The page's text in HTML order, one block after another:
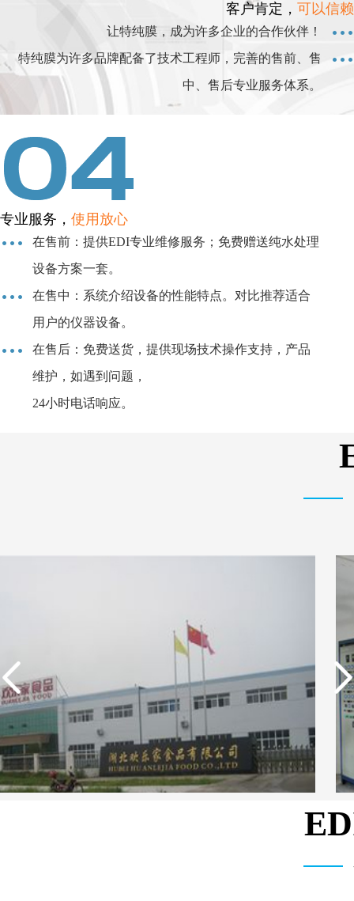
客户肯定， 可以信赖
让特纯膜，成为许多企业的合作伙伴！
特纯膜为许多品牌配备了技术工程师，完善的售前、售
中、售后专业服务体系。
专业服务， 使用放心
在售前：提供EDI专业维修服务；免费赠送纯水处理
设备方案一套。
在售中：系统介绍设备的性能特点。对比推荐适合
用户的仪器设备。
在售后：免费送货，提供现场技术操作支持，产品
维护，如遇到问题，
24小时电话响应。